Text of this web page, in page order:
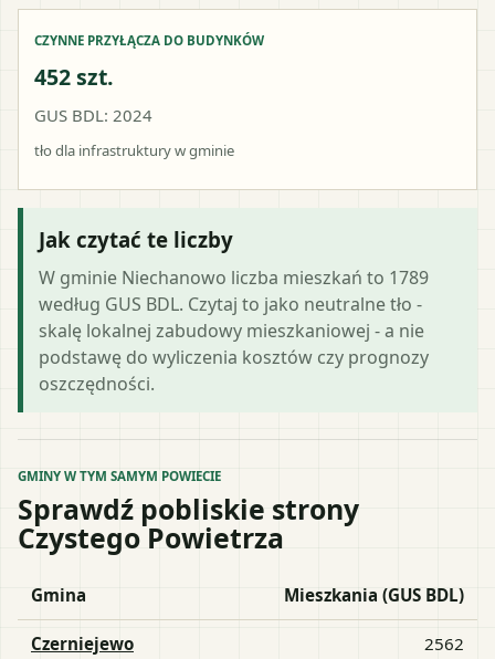
CZYNNE PRZYŁĄCZA DO BUDYNKÓW
452 szt.
GUS BDL: 2024
tło dla infrastruktury w gminie
Jak czytać te liczby
W gminie Niechanowo liczba mieszkań to 1789
według GUS BDL. Czytaj to jako neutralne tło -
skalę lokalnej zabudowy mieszkaniowej - a nie
podstawę do wyliczenia kosztów czy prognozy
oszczędności.
GMINY W TYM SAMYM POWIECIE
Sprawdź pobliskie strony
Czystego Powietrza
Gmina Mieszkania (GUS BDL)
Czerniejewo 2562